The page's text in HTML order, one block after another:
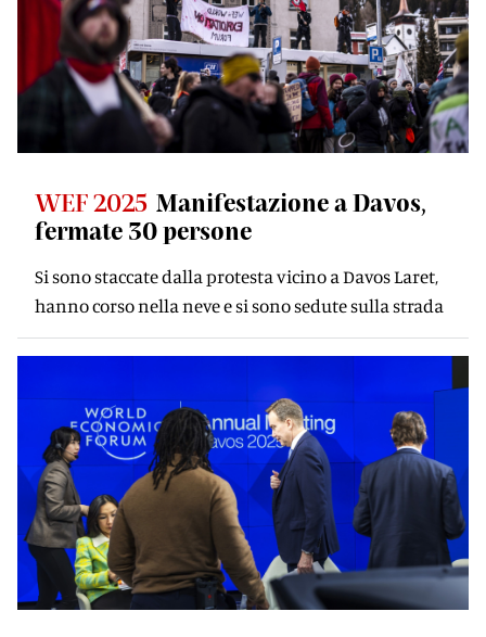
WEF 2025 Manifestazione a Davos,
fermate 30 persone
Si sono staccate dalla protesta vicino a Davos Laret,
hanno corso nella neve e si sono sedute sulla strada